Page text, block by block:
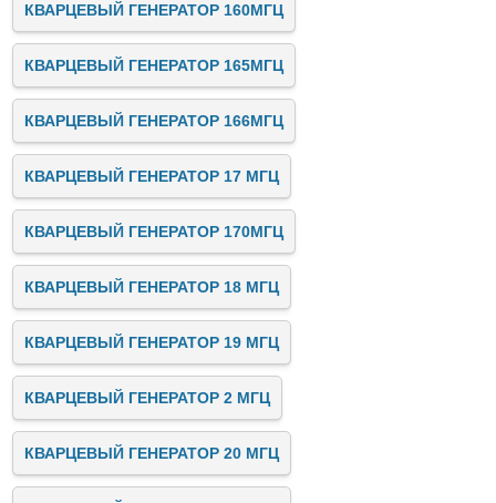
КВАРЦЕВЫЙ ГЕНЕРАТОР 160МГЦ
КВАРЦЕВЫЙ ГЕНЕРАТОР 165МГЦ
КВАРЦЕВЫЙ ГЕНЕРАТОР 166МГЦ
КВАРЦЕВЫЙ ГЕНЕРАТОР 17 МГЦ
КВАРЦЕВЫЙ ГЕНЕРАТОР 170МГЦ
КВАРЦЕВЫЙ ГЕНЕРАТОР 18 МГЦ
КВАРЦЕВЫЙ ГЕНЕРАТОР 19 МГЦ
КВАРЦЕВЫЙ ГЕНЕРАТОР 2 МГЦ
КВАРЦЕВЫЙ ГЕНЕРАТОР 20 МГЦ